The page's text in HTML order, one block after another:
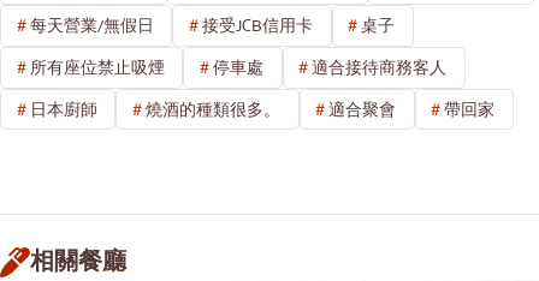
每天營業/無假日
接受JCB信用卡
桌子
所有座位禁止吸煙
停車處
適合接待商務客人
日本廚師
燒酒的種類很多。 適合聚會 帶回家
相關餐廳